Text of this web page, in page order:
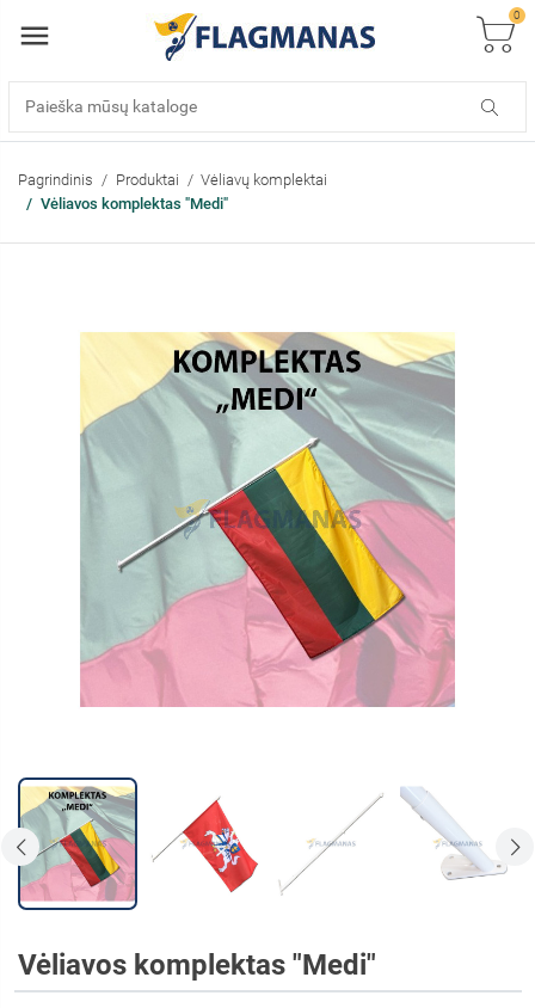
0
Pagrindinis Produktai
Vėliavų komplektai
Vėliavos komplektas "Medi"
Vėliavos komplektas "Medi"